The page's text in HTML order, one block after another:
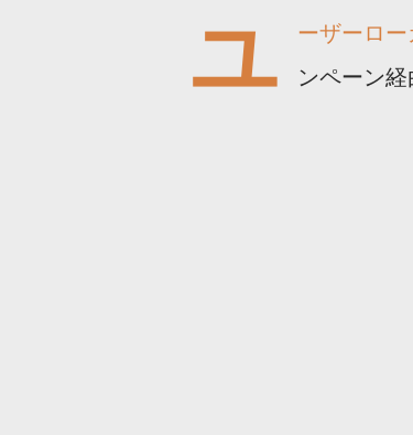
ユ
ーザーロ
ンペーン